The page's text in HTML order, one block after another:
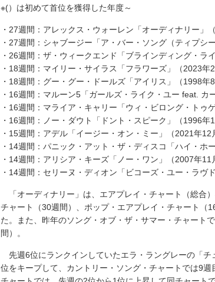
※(）は初めて首位を獲得した年度～
・27週間：アレックス・ウォーレン「オーディナリー」
・27週間：シャブージー「ア・バー・ソング（ティプシ
・26週間：ザ・ウィークエンド「ブラインディング・ラ
・18週間：マイリー・サイラス「フラワーズ」（2023年2
・18週間：グー・グー・ドールズ「アイリス」（1998年8
・16週間：マルーン5「ガールズ・ライク・ユー feat. カ
・16週間：マライア・キャリー「ウィ・ビロング・トゥ
・16週間：ノー・ダウト「ドント・スピーク」（1996年
・15週間：アデル「イージー・オン・ミー」（2021年12
・14週間：パニック・アット・ザ・ディスコ「ハイ・ホ
・14週間：アリシア・キーズ「ノー・ワン」（2007年11
・14週間：セリーヌ・ディオン「ビコーズ・ユー・ラヴ
「オーディナリー」は、エアプレイ・チャート（総合
チャート（30週間）、ポップ・エアプレイ・チャート（
た。また、昨年のソング・オブ・ザ・サマー・チャート
間）。
先週6位にランクインしていたエラ・ラングレーの「
位をキープして、カントリー・ソング・チャートでは9